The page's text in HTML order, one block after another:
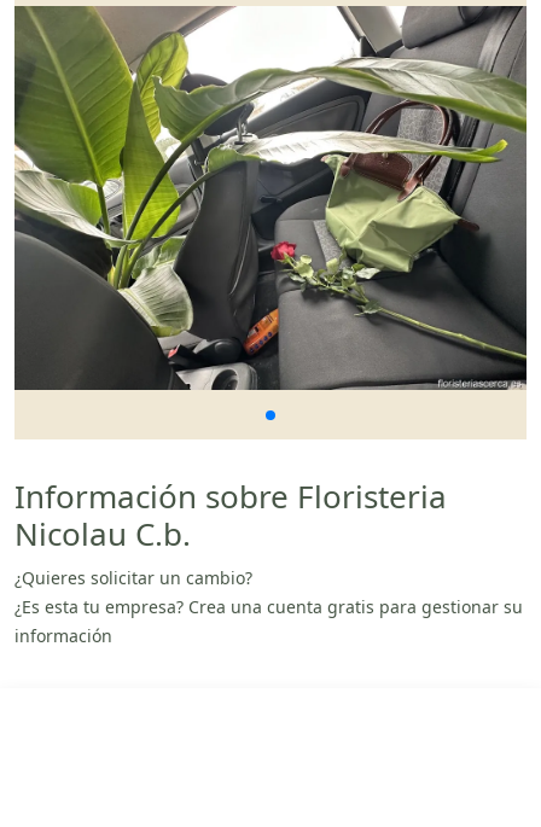
Información sobre Floristeria
Nicolau C.b.
¿Quieres solicitar un cambio?
¿Es esta tu empresa? Crea una cuenta gratis para gestionar su
información